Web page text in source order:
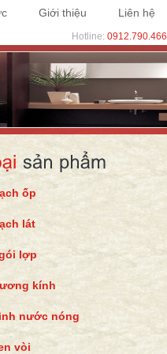
Giới thiệu Liên hệ
Hotline: 0912.790.466
ốp
lát
lợp
kính
nước nóng
vòi